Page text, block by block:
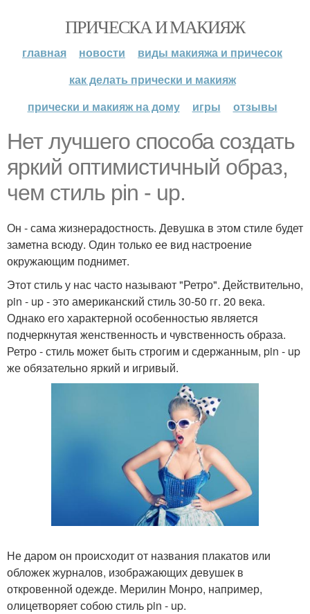
ПРИЧЕСКА И МАКИЯЖ
главная новости
виды макияжа и причесок
как делать прически и макияж
прически и макияж на дому
игры отзывы
Нет лучшего способа создать
яркий оптимистичный образ,
чем стиль pin - up.
Он - сама жизнерадостность. Девушка в этом стиле будет
заметна всюду. Один только ее вид настроение
окружающим поднимет.
Этот стиль у нас часто называют "Ретро". Действительно,
pin - up - это американский стиль 30-50 гг. 20 века.
Однако его характерной особенностью является
подчеркнутая женственность и чувственность образа.
Ретро - стиль может быть строгим и сдержанным, pin - up
же обязательно яркий и игривый.
Не даром он происходит от названия плакатов или
обложек журналов, изображающих девушек в
откровенной одежде. Мерилин Монро, например,
олицетворяет собою стиль pin - up.